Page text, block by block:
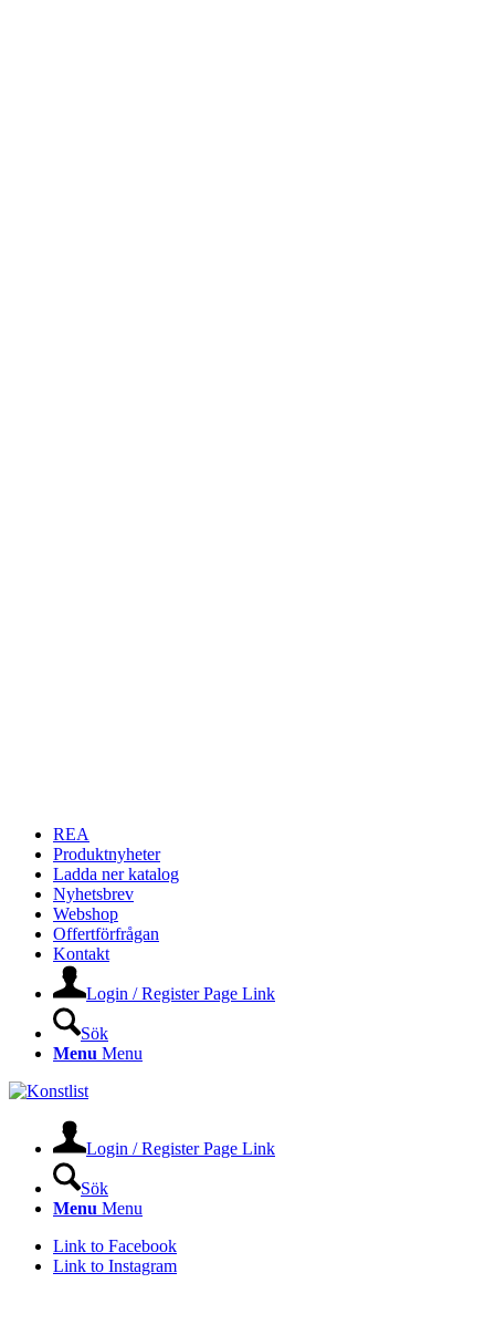
REA
Produktnyheter
Ladda ner katalog
Nyhetsbrev
Webshop
Offertförfrågan
Kontakt
Login / Register Page Link
Sök
Menu Menu
Login / Register Page Link
Sök
Menu Menu
Link to Facebook
Link to Instagram